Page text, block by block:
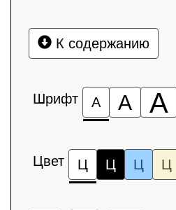
К содержанию
Шрифт А А А
Цвет Ц Ц Ц Ц